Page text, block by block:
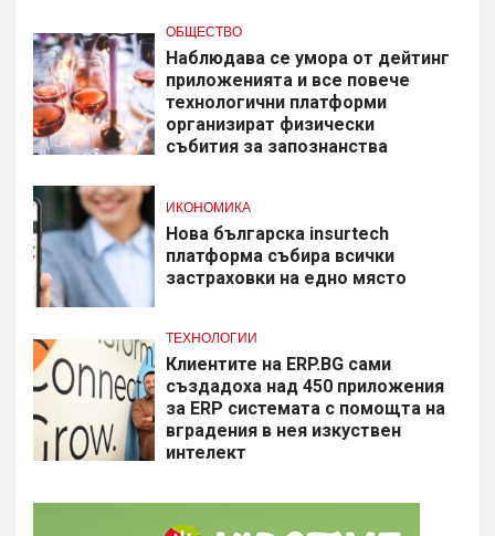
ОБЩЕСТВО
Наблюдава се умора от дейтинг
приложенията и все повече
технологични платформи
организират физически
събития за запознанства
ИКОНОМИКА
Нова българска insurtech
платформа събира всички
застраховки на едно място
ТЕХНОЛОГИИ
Клиентите на ERP.BG сами
създадоха над 450 приложения
за ERP системата с помощта на
вградения в нея изкуствен
интелект